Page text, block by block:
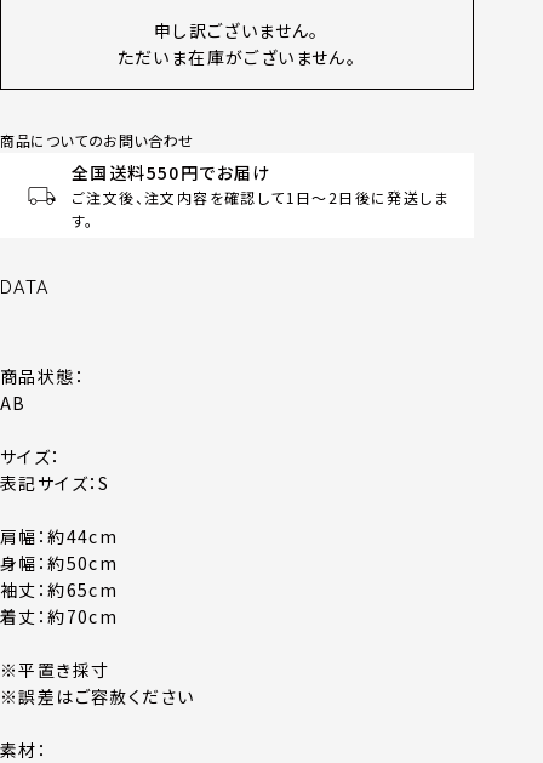
申し訳ございません。
ただいま在庫がございません。
商品についてのお問い合わせ
全国送料550円でお届け
ご注文後、注文内容を確認して1日～2日後に発送しま
す。
DATA
商品状態：
AB
サイズ：
表記サイズ：S
肩幅：約44cm
身幅：約50cm
袖丈：約65cm
着丈：約70cm
※平置き採寸
※誤差はご容赦ください
素材：